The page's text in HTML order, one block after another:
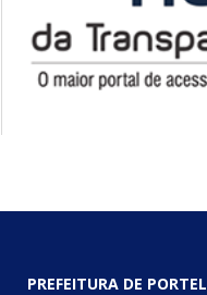
PREFEITURA DE PORTEL